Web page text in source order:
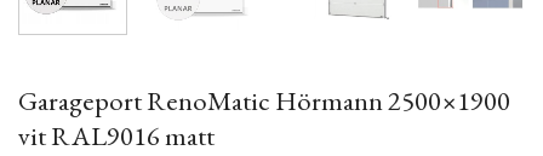
Garageport RenoMatic Hörmann 2500×1900
vit RAL9016 matt